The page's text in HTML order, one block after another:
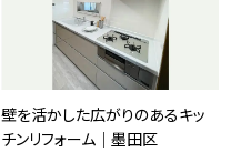
壁を活かした広がりのあるキッ
チンリフォーム｜墨田区